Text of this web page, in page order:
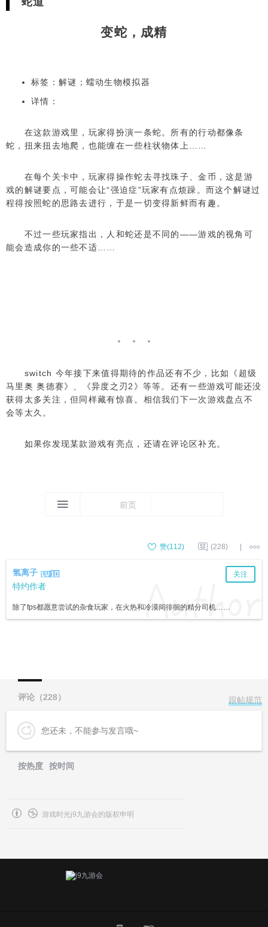
变蛇，成精
标签：解谜；蠕动生物模拟器
详情：
在这款游戏里，玩家得扮演一条蛇。所有的行动都像条
蛇，扭来扭去地爬，也能缠在一些柱状物体上……
在每个关卡中，玩家得操作蛇去寻找珠子、金币，这是游
戏的解谜要点，可能会让“强迫症”玩家有点烦躁。而这个解谜过
程得按照蛇的思路去进行，于是一切变得新鲜而有趣。
不过一些玩家指出，人和蛇还是不同的——游戏的视角可
能会造成你的一些不适……
switch 今年接下来值得期待的作品还有不少，比如《超级
马里奥 奥德赛》、《异度之刃2》等等。还有一些游戏可能还没
获得太多关注，但同样藏有惊喜。相信我们下一次游戏盘点不
会等太久。
如果你发现某款游戏有亮点，还请在评论区补充。
前页
(228)
赞(112)
氢离子
特约作者
除了fps都愿意尝试的杂食玩家，在火热和冷漠间徘徊的精分司机……
关注
评论（228） 跟帖规范
您还未，不能参与发言哦~
按热度 按时间
游戏时光j9九游会的版权申明